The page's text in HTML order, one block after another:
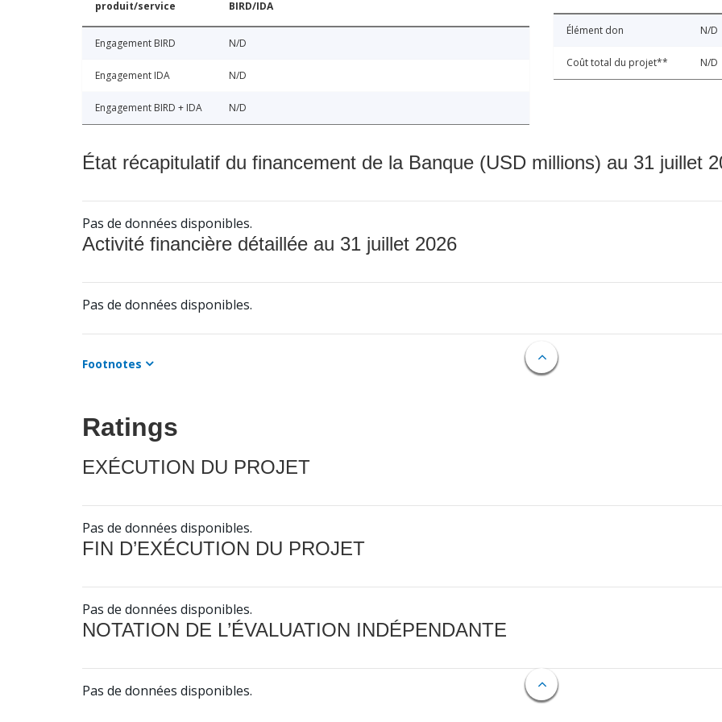
produit/service BIRD/IDA
Engagement BIRD N/D
Engagement IDA N/D
Engagement BIRD + IDA N/D
Élément don N/D
Coût total du projet** N/D
État récapitulatif du financement de la Banque (USD millions) au 31 juillet
Pas de données disponibles.
Activité financière détaillée au 31 juillet 2026
Pas de données disponibles.
Footnotes
Ratings
EXÉCUTION DU PROJET
Pas de données disponibles.
FIN D’EXÉCUTION DU PROJET
Pas de données disponibles.
NOTATION DE L’ÉVALUATION INDÉPENDANTE
Pas de données disponibles.